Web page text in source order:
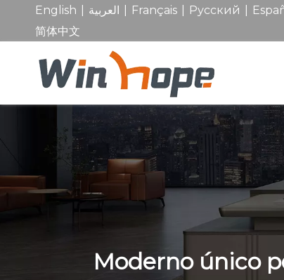
English العربية Français Pусский
简体中文
Moderno único